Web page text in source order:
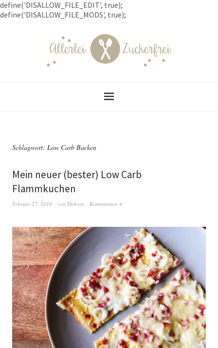
define('DISALLOW_FILE_EDIT', true);
define('DISALLOW_FILE_MODS', true);
Schlagwort: Low Carb Backen
Mein neuer (bester) Low Carb
Flammkuchen
Februar 27, 2018 von Debora Kommentare 4